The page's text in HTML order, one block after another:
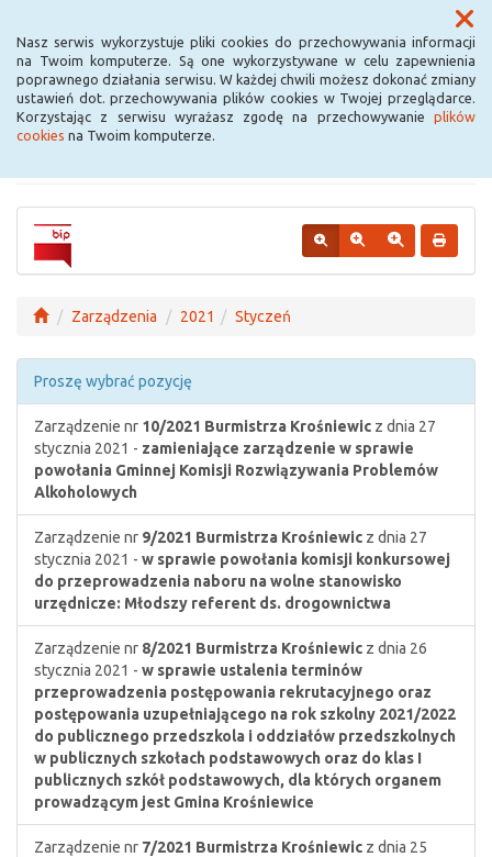
Nasz serwis wykorzystuje pliki cookies do przechowywania informacji
na Twoim komputerze. Są one wykorzystywane w celu zapewnienia
poprawnego działania serwisu. W każdej chwili możesz dokonać zmiany
ustawień dot. przechowywania plików cookies w Twojej przeglądarce.
Korzystając z serwisu wyrażasz zgodę na przechowywanie plików
cookies na Twoim komputerze.
Menu
Urząd Miejski w
Krośniewicach
Zarządzenia 2021 Styczeń
Proszę wybrać pozycję
Zarządzenie nr 10/2021 Burmistrza Krośniewic z dnia 27
stycznia 2021 - zamieniające zarządzenie w sprawie
powołania Gminnej Komisji Rozwiązywania Problemów
Alkoholowych
Zarządzenie nr 9/2021 Burmistrza Krośniewic z dnia 27
stycznia 2021 - w sprawie powołania komisji konkursowej
do przeprowadzenia naboru na wolne stanowisko
urzędnicze: Młodszy referent ds. drogownictwa
Zarządzenie nr 8/2021 Burmistrza Krośniewic z dnia 26
stycznia 2021 - w sprawie ustalenia terminów
przeprowadzenia postępowania rekrutacyjnego oraz
postępowania uzupełniającego na rok szkolny 2021/2022
do publicznego przedszkola i oddziałów przedszkolnych
w publicznych szkołach podstawowych oraz do klas I
publicznych szkół podstawowych, dla których organem
prowadzącym jest Gmina Krośniewice
Zarządzenie nr 7/2021 Burmistrza Krośniewic z dnia 25